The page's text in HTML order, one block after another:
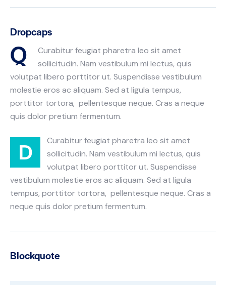
Dropcaps
Q
Curabitur feugiat pharetra leo sit amet
sollicitudin. Nam vestibulum mi lectus, quis
volutpat libero porttitor ut. Suspendisse vestibulum
molestie eros ac aliquam. Sed at ligula tempus,
porttitor tortora, pellentesque neque. Cras a neque
quis dolor pretium fermentum.
D
Curabitur feugiat pharetra leo sit amet
sollicitudin. Nam vestibulum mi lectus, quis
volutpat libero porttitor ut. Suspendisse
vestibulum molestie eros ac aliquam. Sed at ligula
tempus, porttitor tortora, pellentesque neque. Cras a
neque quis dolor pretium fermentum.
Blockquote